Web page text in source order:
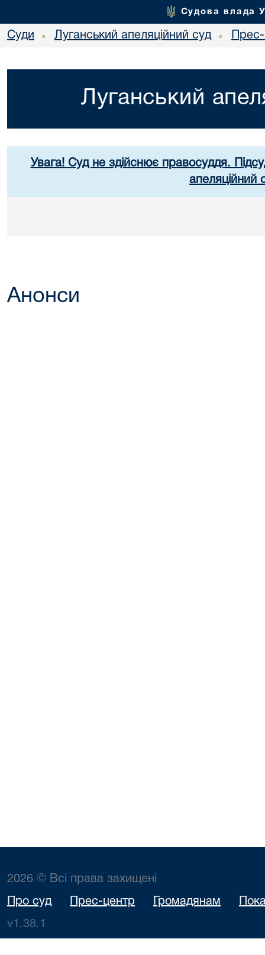
Судова влада
Суди • Луганський апеляційний суд •
Луганський
Увага! Суд не здійснює правосуддя.
апеляційний
Анонси
2026 © Всі права захищені
Про суд Прес-центр Громадянам
v1.38.1